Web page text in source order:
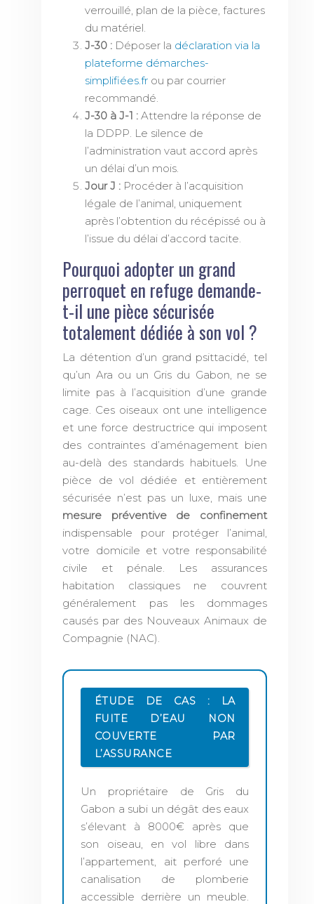
verrouillé, plan de la pièce, factures
du matériel.
J-30 : Déposer la déclaration via la
plateforme démarches-
simplifiées.fr ou par courrier
recommandé.
J-30 à J-1 : Attendre la réponse de
la DDPP. Le silence de
l’administration vaut accord après
un délai d’un mois.
Jour J : Procéder à l’acquisition
légale de l’animal, uniquement
après l’obtention du récépissé ou à
l’issue du délai d’accord tacite.
Pourquoi adopter un grand
perroquet en refuge demande-
t-il une pièce sécurisée
totalement dédiée à son vol ?
La détention d’un grand psittacidé, tel
qu’un Ara ou un Gris du Gabon, ne se
limite pas à l’acquisition d’une grande
cage. Ces oiseaux ont une intelligence
et une force destructrice qui imposent
des contraintes d’aménagement bien
au-delà des standards habituels. Une
pièce de vol dédiée et entièrement
sécurisée n’est pas un luxe, mais une
mesure préventive de confinement
indispensable pour protéger l’animal,
votre domicile et votre responsabilité
civile et pénale. Les assurances
habitation classiques ne couvrent
généralement pas les dommages
causés par des Nouveaux Animaux de
Compagnie (NAC).
ÉTUDE DE CAS : LA
FUITE D’EAU NON
COUVERTE PAR
L’ASSURANCE
Un propriétaire de Gris du
Gabon a subi un dégât des eaux
s’élevant à 8000€ après que
son oiseau, en vol libre dans
l’appartement, ait perforé une
canalisation de plomberie
accessible derrière un meuble.